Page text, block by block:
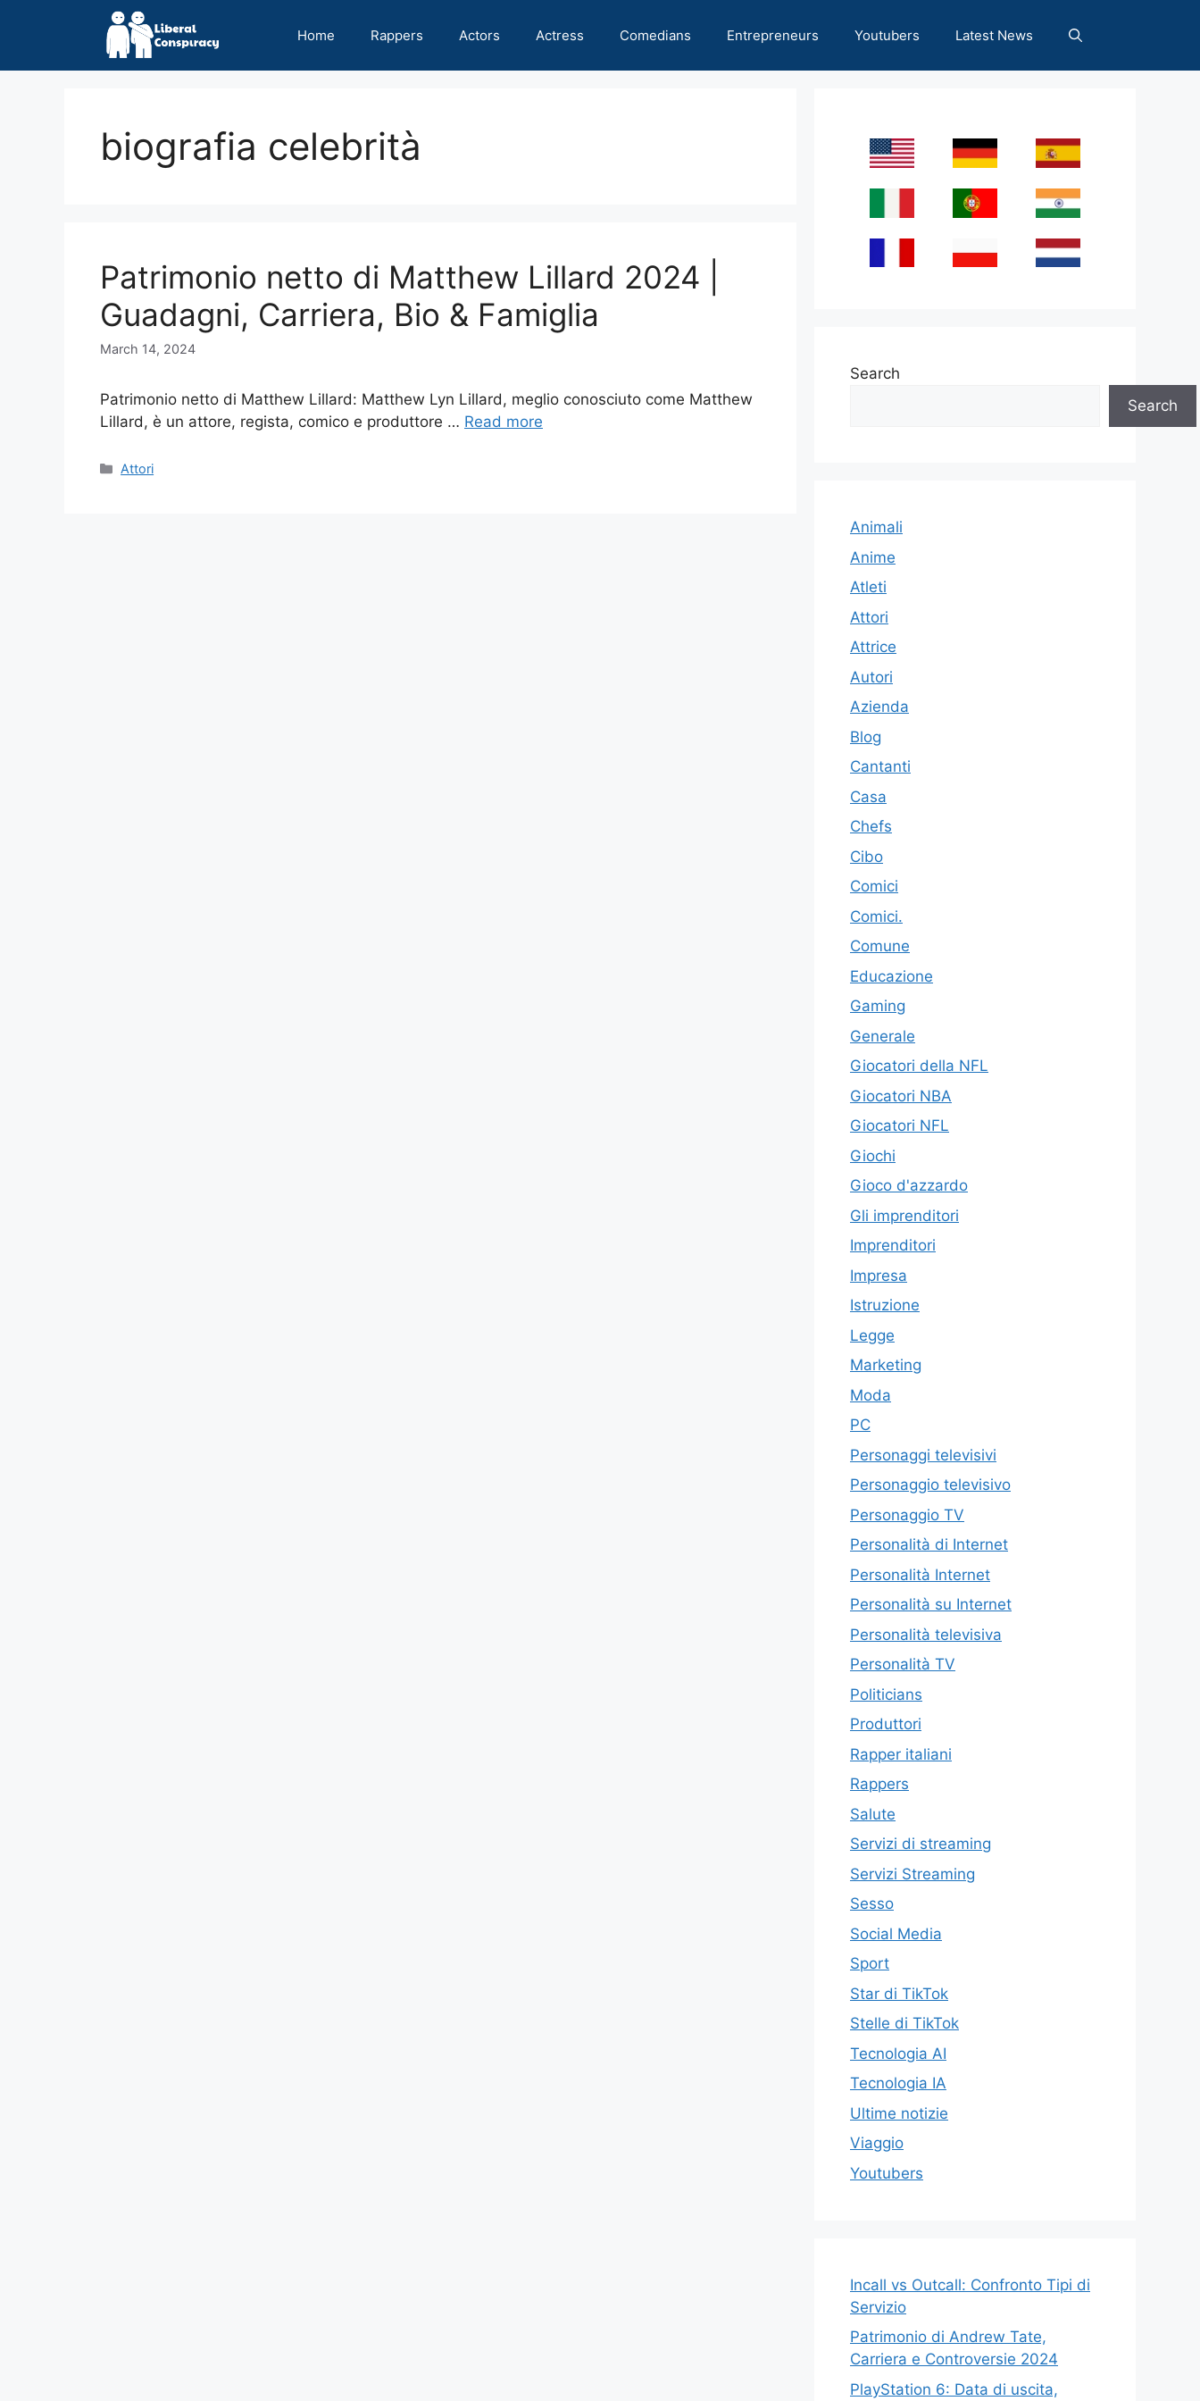
Home Rappers Actors Actress Comedians Entrepreneurs Youtubers Latest News
biografia celebrità
Patrimonio netto di Matthew Lillard 2024 |
Guadagni, Carriera, Bio & Famiglia
March 14, 2024
Patrimonio netto di Matthew Lillard: Matthew Lyn Lillard, meglio conosciuto come Matthew
Lillard, è un attore, regista, comico e produttore … Read more
Categories
Attori
Search
Search
Animali
Anime
Atleti
Attori
Attrice
Autori
Azienda
Blog
Cantanti
Casa
Chefs
Cibo
Comici
Comici.
Comune
Educazione
Gaming
Generale
Giocatori della NFL
Giocatori NBA
Giocatori NFL
Giochi
Gioco d'azzardo
Gli imprenditori
Imprenditori
Impresa
Istruzione
Legge
Marketing
Moda
PC
Personaggi televisivi
Personaggio televisivo
Personaggio TV
Personalità di Internet
Personalità Internet
Personalità su Internet
Personalità televisiva
Personalità TV
Politicians
Produttori
Rapper italiani
Rappers
Salute
Servizi di streaming
Servizi Streaming
Sesso
Social Media
Sport
Star di TikTok
Stelle di TikTok
Tecnologia AI
Tecnologia IA
Ultime notizie
Viaggio
Youtubers
Incall vs Outcall: Confronto Tipi di
Servizio
Patrimonio di Andrew Tate,
Carriera e Controversie 2024
PlayStation 6: Data di uscita,